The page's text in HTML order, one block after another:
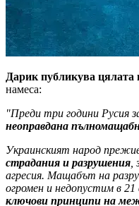
Дарик публикува
намеса:
"Преди три години Русия
неоправдана
Украинският народ
страдания и разрушения
агресия. Мащабът на
огромен и недопустим в 21
ключови принципи на